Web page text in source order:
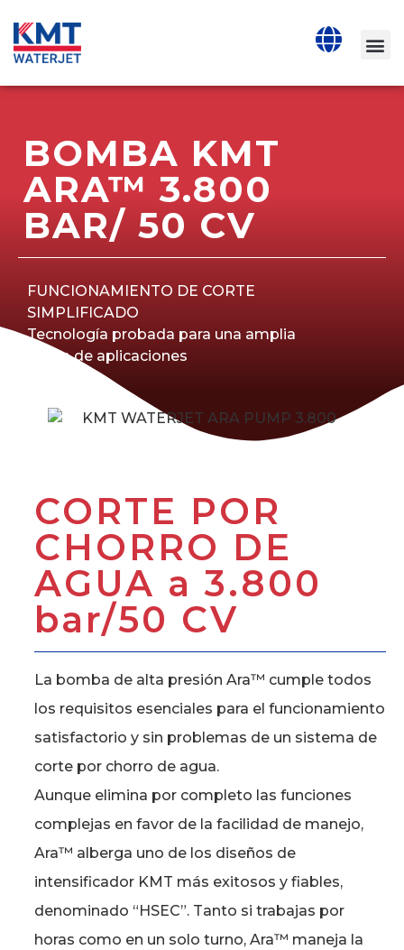
BOMBA KMT
ARA™ 3.800
BAR/ 50 CV
FUNCIONAMIENTO DE CORTE
SIMPLIFICADO
Tecnología probada para una amplia
gama de aplicaciones
CORTE POR
CHORRO DE
AGUA a 3.800
bar/50 CV
La bomba de alta presión Ara™ cumple todos
los requisitos esenciales para el funcionamiento
satisfactorio y sin problemas de un sistema de
corte por chorro de agua.
Aunque elimina por completo las funciones
complejas en favor de la facilidad de manejo,
Ara™ alberga uno de los diseños de
intensificador KMT más exitosos y fiables,
denominado “HSEC”. Tanto si trabajas por
horas como en un solo turno, Ara™ maneja la